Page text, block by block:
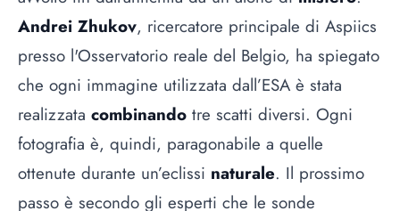
Andrei Zhukov, ricercatore principale di Aspiics
presso l'Osservatorio reale del Belgio, ha spiegato
che ogni immagine utilizzata dall’ESA è stata
realizzata combinando tre scatti diversi. Ogni
fotografia è, quindi, paragonabile a quelle
ottenute durante un’eclissi naturale. Il prossimo
passo è secondo gli esperti che le sonde